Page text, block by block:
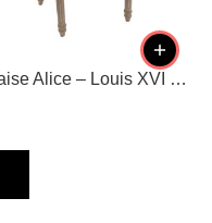
Chaise Alice – Louis XVI – Dossier cannage